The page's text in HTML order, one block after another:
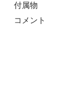
付属物
コメント